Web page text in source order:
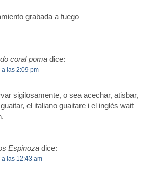
grabada a fuego
coral poma dice:
las 2:09 pm
sigilosamente, o sea acechar, atisbar,
el italiano guaitare i el inglés wait
Espinoza dice:
las 12:43 am